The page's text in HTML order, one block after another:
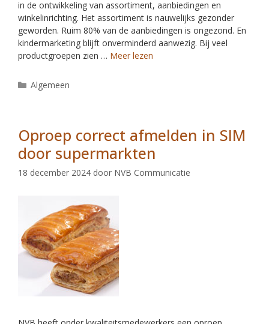
in de ontwikkeling van assortiment, aanbiedingen en
winkelinrichting. Het assortiment is nauwelijks gezonder
geworden. Ruim 80% van de aanbiedingen is ongezond. En
kindermarketing blijft onverminderd aanwezig. Bij veel
productgroepen zien … Meer lezen
Algemeen
Oproep correct afmelden in SIM
door supermarkten
18 december 2024 door NVB Communicatie